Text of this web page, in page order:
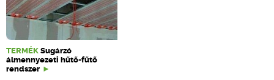
TERMÉK Sugárzó
álmennyezeti hűtő-fűtő
rendszer